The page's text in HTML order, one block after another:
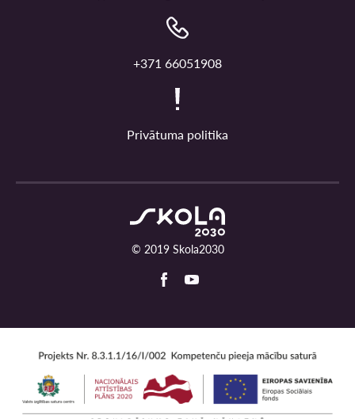
+371 66051908
Privātuma politika
© 2019 Skola2030